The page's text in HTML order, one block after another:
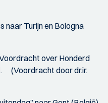
naar Turijn en Bologna
over Honderd
(Voordracht door dr.ir.